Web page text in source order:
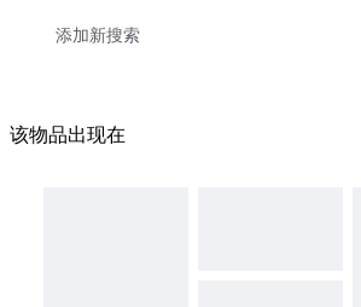
该物品出现在